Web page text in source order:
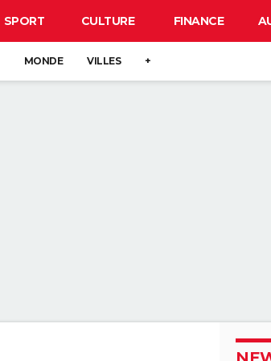
SPORT CULTURE FINANCE
MONDE VILLES +